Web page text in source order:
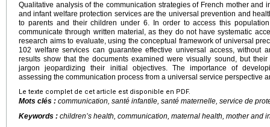
Qualitative analysis of the communication strategies of French mother and
and infant welfare protection services are the universal prevention and
to parents and their children under 6. In order to access this
communicate through written material, as they do not have systematic
research aims to evaluate, using the conceptual framework of universal
102 welfare services can guarantee effective universal access, without
results show that the documents examined were visually sound, but
jargon jeopardizing their initial objectives. The importance of
assessing the communication process from a universal service perspective
Le texte complet de cet article est disponible en PDF.
Mots clés : communication, santé infantile, santé maternelle, service de
Keywords : children’s health, communication, maternal health, mother and